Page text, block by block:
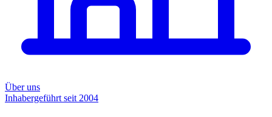
Über uns
Inhabergeführt seit 2004